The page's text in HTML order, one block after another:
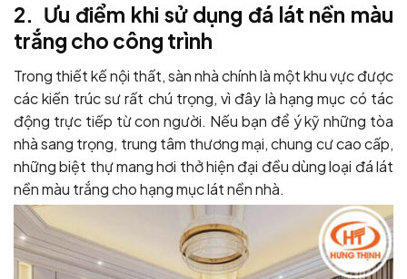
2. Ưu điểm khi sử dụng đá lát nền màu
trắng cho công trình
Trong thiết kế nội thất, sàn nhà chính là một khu vực được
các kiến trúc sư rất chú trọng, vì đây là hạng mục có tác
động trực tiếp từ con người. Nếu bạn để ý kỹ những tòa
nhà sang trọng, trung tâm thương mại, chung cư cao cấp,
những biệt thự mang hơi thở hiện đại đều dùng loại đá lát
nền màu trắng cho hạng mục lát nền nhà.